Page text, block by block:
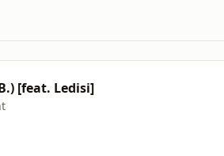
[feat. Ledisi]